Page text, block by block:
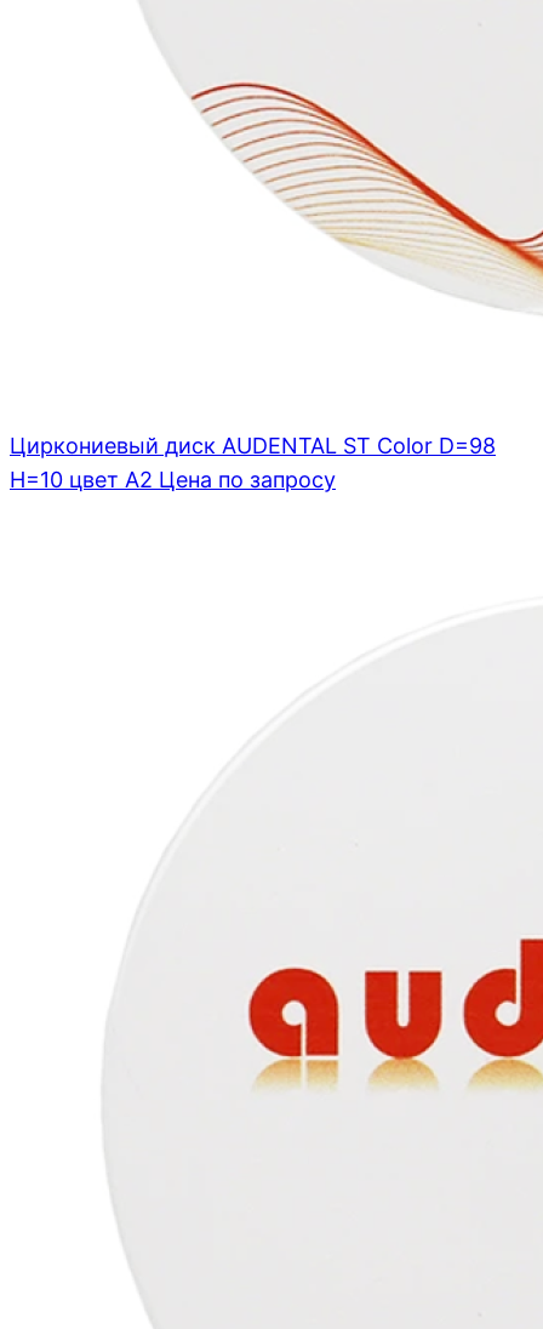
Циркониевый диск AUDENTAL ST Color D=98
H=10 цвет A2 Цена по запросу